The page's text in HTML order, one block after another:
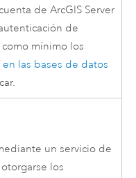
deArcGIS Server
de
mínimo los
en las bases de datos
un servicio de
los